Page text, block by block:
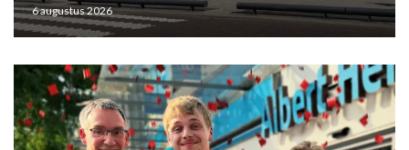
6 augustus 2026